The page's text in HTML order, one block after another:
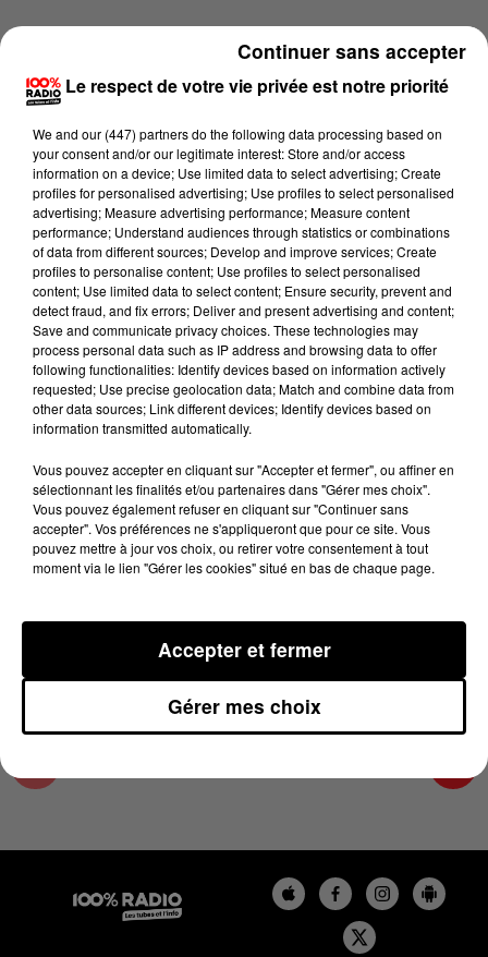
Lecture (4 min 20 sec)
100%
100% Radio les infos du Comminges
4 février 2025 - 4 min 20 sec
LES INFOS DU COMMINGES DU 04/02/2025 À
07H29
Podcast infos du Comminges
Le respect de votre vie privée est notre priorité
We and our (447) partnersdo the following data processing based on
your consent and/or our legitimate interest: Store and/or access
information on a device; Use limited data to select advertising; Create
profiles for personalised advertising; Use profiles to select personalised
advertising; Measure advertising performance; Measure content
performance; Understand audiences through statistics or combinations
of data from different sources; Develop and improve services; Create
profiles to personalise content; Use profiles to select personalised
content; Use limited data to select content; Ensure security, prevent and
detect fraud, and fix errors; Deliver and present advertising and content;
Save and communicate privacy choices. These technologies may
process personal data such as IP address and browsing data to offer
following functionalities: Identify devices based on information actively
requested; Use precise geolocation data; Match and combine data from
other data sources; Link different devices; Identify devices based on
information transmitted automatically.
Vous pouvez accepter en cliquant sur "Accepter et fermer", ou affiner en
sélectionnant les finalités et/ou partenaires dans "Gérer mes choix".
Vous pouvez également refuser en cliquant sur "Continuer sans
accepter". Vos préférences ne s'appliqueront que pour ce site. Vous
pouvez mettre à jour vos choix, ou retirer votre consentement à tout
moment via le lien "Gérer les cookies" situé en bas de chaque page.
Gérer mes choix
Accepter et fermer
Continuer sans accepter